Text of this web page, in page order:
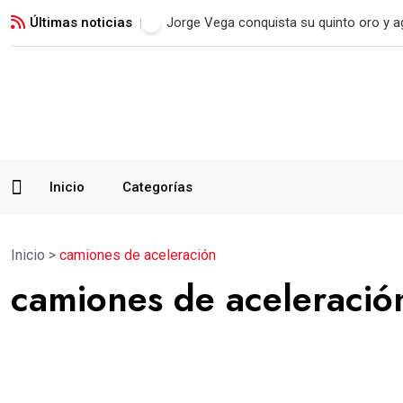
Últimas noticias Real Madrid blinda a Vinicius Jr. hasta
Inicio Categorías
Inicio > camiones de aceleración
camiones de